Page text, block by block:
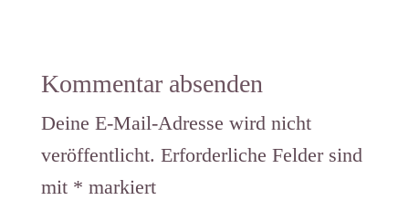
Kommentar absenden
Deine E-Mail-Adresse wird nicht
veröffentlicht. Erforderliche Felder sind
mit * markiert